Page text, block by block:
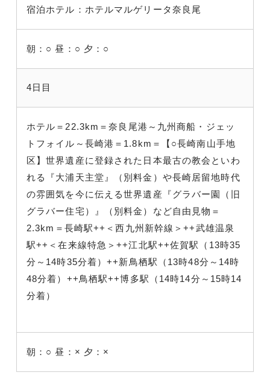
宿泊ホテル：ホテルマルゲリータ奈良尾
朝：○ 昼：○ 夕：○
4日目
ホテル＝22.3km＝奈良尾港～九州商船・ジェッ
トフォイル～長崎港＝1.8km＝【○長崎南山手地
区】世界遺産に登録された日本最古の教会といわ
れる『大浦天主堂』（別料金）や長崎居留地時代
の雰囲気を今に伝える世界遺産『グラバー園（旧
グラバー住宅）』（別料金）など自由見物＝
2.3km＝長崎駅++＜西九州新幹線＞++武雄温泉
駅++＜在来線特急＞++江北駅++佐賀駅（13時35
分～14時35分着）++新鳥栖駅（13時48分～14時
48分着）++鳥栖駅++博多駅（14時14分～15時14
分着）
朝：○ 昼：× 夕：×